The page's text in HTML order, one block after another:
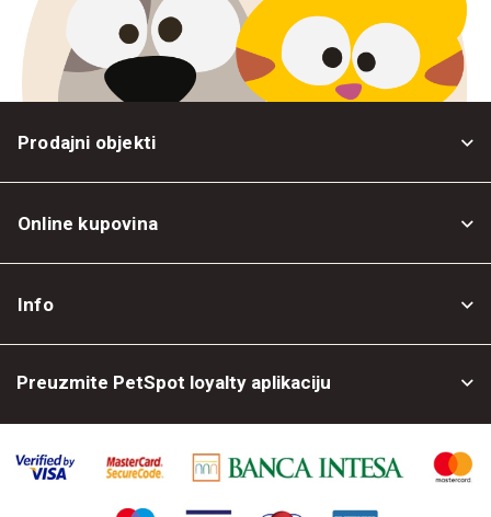
Prodajni objekti
Online kupovina
Info
Preuzmite PetSpot loyalty aplikaciju